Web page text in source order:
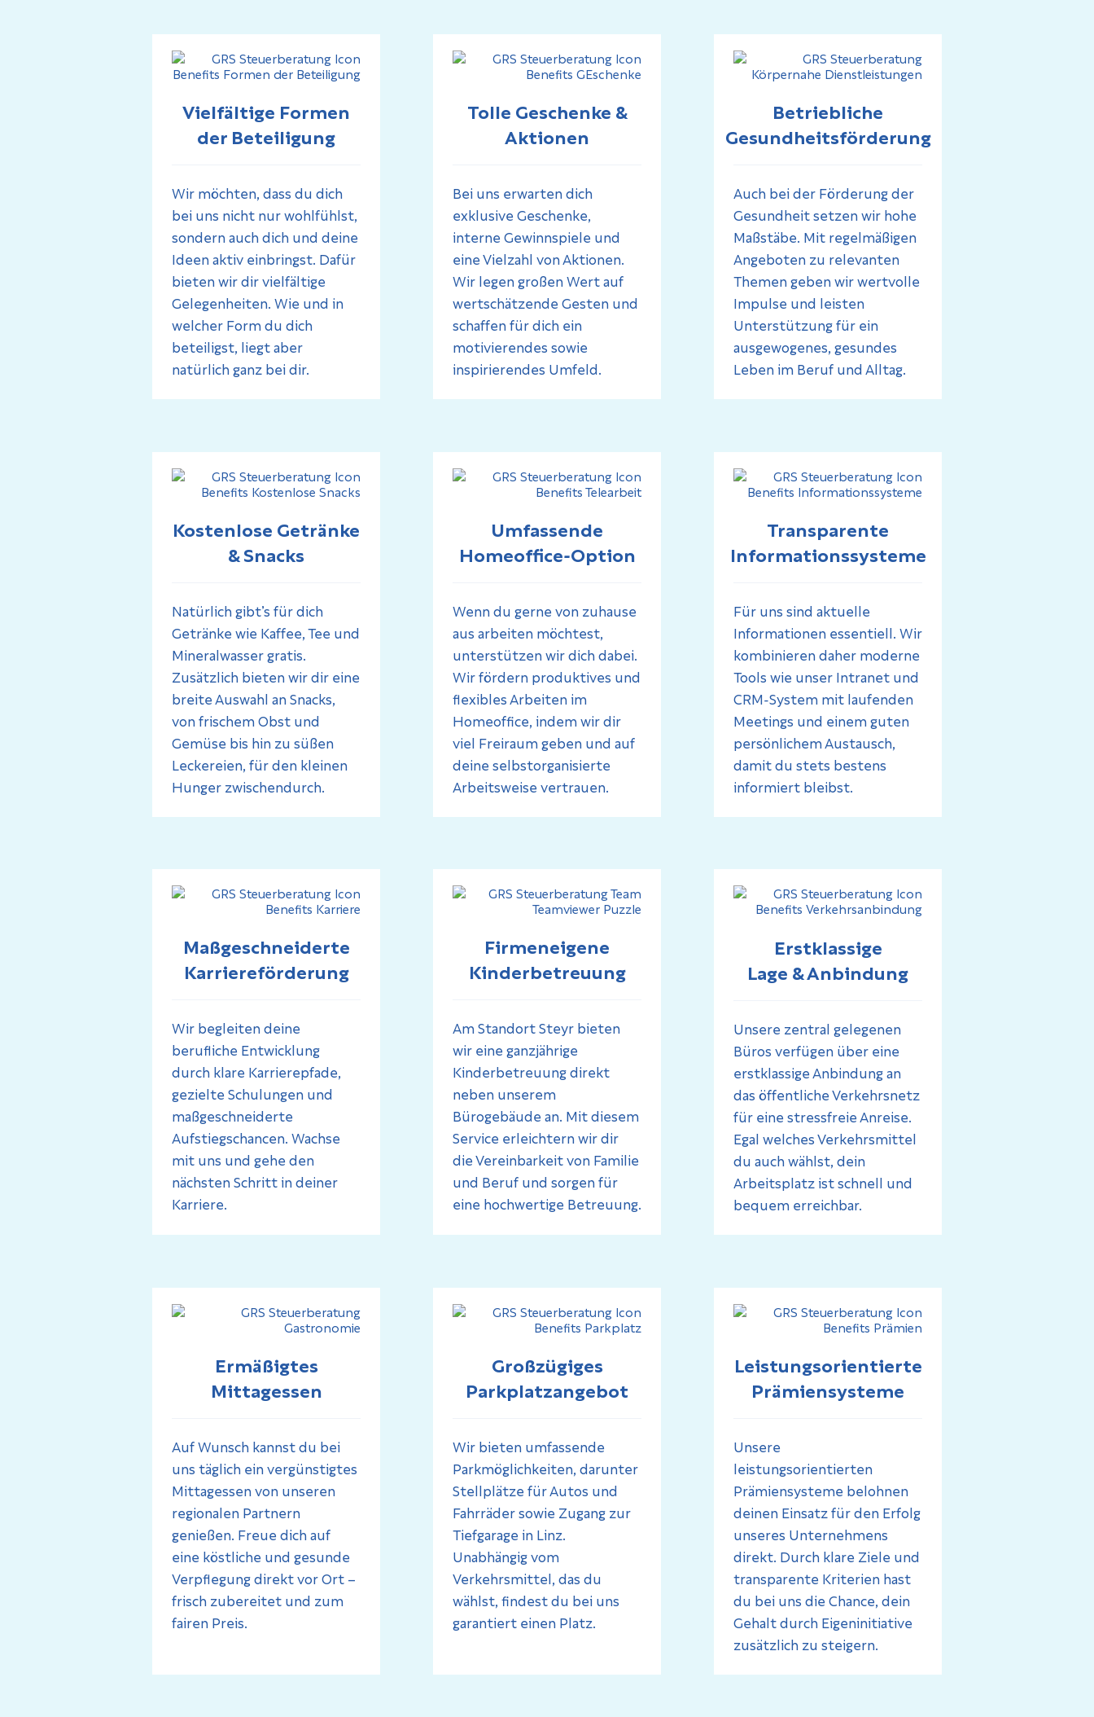
Vielfältige Formen
der Beteiligung
Wir möchten, dass du dich
bei uns nicht nur wohlfühlst,
sondern auch dich und deine
Ideen aktiv einbringst. Dafür
bieten wir dir vielfältige
Gelegenheiten. Wie und in
welcher Form du dich
beteiligst, liegt aber
natürlich ganz bei dir.
Tolle Geschenke &
Aktionen
Bei uns erwarten dich
exklusive Geschenke,
interne Gewinnspiele und
eine Vielzahl von Aktionen.
Wir legen großen Wert auf
wertschätzende Gesten und
schaffen für dich ein
motivierendes sowie
inspirierendes Umfeld.
Betriebliche
Gesundheitsförderung
Auch bei der Förderung der
Gesundheit setzen wir hohe
Maßstäbe. Mit regelmäßigen
Angeboten zu relevanten
Themen geben wir wertvolle
Impulse und leisten
Unterstützung für ein
ausgewogenes, gesundes
Leben im Beruf und Alltag.
Kostenlose Getränke
& Snacks
Natürlich gibt’s für dich
Getränke wie Kaffee, Tee und
Mineralwasser gratis.
Zusätzlich bieten wir dir eine
breite Auswahl an Snacks,
von frischem Obst und
Gemüse bis hin zu süßen
Leckereien, für den kleinen
Hunger zwischendurch.
Umfassende
Homeoffice-Option
Wenn du gerne von zuhause
aus arbeiten möchtest,
unterstützen wir dich dabei.
Wir fördern produktives und
flexibles Arbeiten im
Homeoffice, indem wir dir
viel Freiraum geben und auf
deine selbstorganisierte
Arbeitsweise vertrauen.
Transparente
Informationssysteme
Für uns sind aktuelle
Informationen essentiell. Wir
kombinieren daher moderne
Tools wie unser Intranet und
CRM-System mit laufenden
Meetings und einem guten
persönlichem Austausch,
damit du stets bestens
informiert bleibst.
Maßgeschneiderte
Karriereförderung
Wir begleiten deine
berufliche Entwicklung
durch klare Karrierepfade,
gezielte Schulungen und
maßgeschneiderte
Aufstiegschancen. Wachse
mit uns und gehe den
nächsten Schritt in deiner
Karriere.
Firmeneigene
Kinderbetreuung
Am Standort Steyr bieten
wir eine ganzjährige
Kinderbetreuung direkt
neben unserem
Bürogebäude an. Mit diesem
Service erleichtern wir dir
die Vereinbarkeit von Familie
und Beruf und sorgen für
eine hochwertige Betreuung.
Erstklassige
Lage & Anbindung
Unsere zentral gelegenen
Büros verfügen über eine
erstklassige Anbindung an
das öffentliche Verkehrsnetz
für eine stressfreie Anreise.
Egal welches Verkehrsmittel
du auch wählst, dein
Arbeitsplatz ist schnell und
bequem erreichbar.
Ermäßigtes
Mittagessen
Auf Wunsch kannst du bei
uns täglich ein vergünstigtes
Mittagessen von unseren
regionalen Partnern
genießen. Freue dich auf
eine köstliche und gesunde
Verpflegung direkt vor Ort –
frisch zubereitet und zum
fairen Preis.
Großzügiges
Parkplatzangebot
Wir bieten umfassende
Parkmöglichkeiten, darunter
Stellplätze für Autos und
Fahrräder sowie Zugang zur
Tiefgarage in Linz.
Unabhängig vom
Verkehrsmittel, das du
wählst, findest du bei uns
garantiert einen Platz.
Leistungsorientierte
Prämiensysteme
Unsere
leistungsorientierten
Prämiensysteme belohnen
deinen Einsatz für den Erfolg
unseres Unternehmens
direkt. Durch klare Ziele und
transparente Kriterien hast
du bei uns die Chance, dein
Gehalt durch Eigeninitiative
zusätzlich zu steigern.